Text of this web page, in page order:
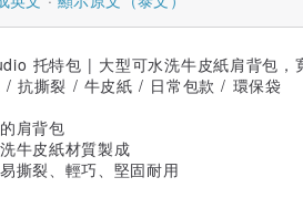
托特包 | 大型可水洗牛皮紙肩背包
/ 抗撕裂 / 牛皮紙 / 日常包款 / 環保袋
肩背包
牛皮紙材質製成
撕裂、輕巧、堅固耐用